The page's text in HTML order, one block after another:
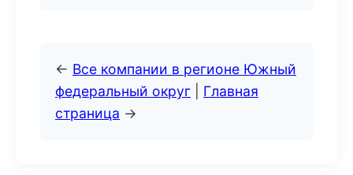
← Все компании в регионе Южный
федеральный округ
Главная
страница →